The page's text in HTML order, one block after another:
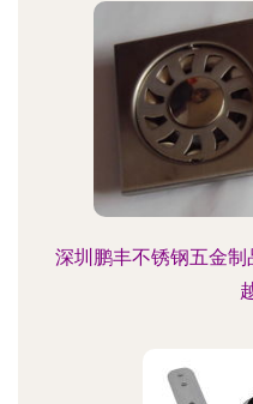
深圳鹏丰不锈钢五金